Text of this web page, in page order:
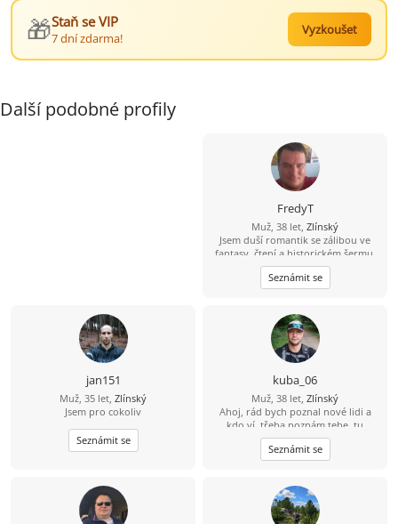
🎁Staň se VIP
7 dní zdarma!
Vyzkoušet
Další podobné profily
FredyT
Muž, 38 let, Zlínský
Jsem duší romantik se zálibou ve
fantasy, čtení a historickém šermu.
Rád si zajdu do kina a na různé akce.
Nekuřák a pijící jen příležitostně,
nebo lépe nikdy.
Seznámit se
jan151
Muž, 35 let, Zlínský
Jsem pro cokoliv
Seznámit se
kuba_06
Muž, 38 let, Zlínský
Ahoj, rád bych poznal nové lidi a
kdo ví, třeba poznám tebe, tu
pravou...
Seznámit se